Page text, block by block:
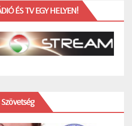
ÉS TV EGY HELYEN!